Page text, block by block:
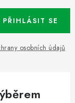
osobních údajů
PŘIHLÁSIT SE